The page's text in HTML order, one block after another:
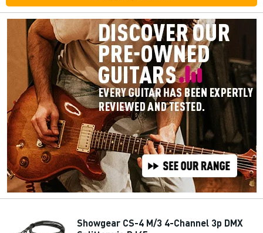
Showgear CS-4 M/3 4-Channel 3p DMX